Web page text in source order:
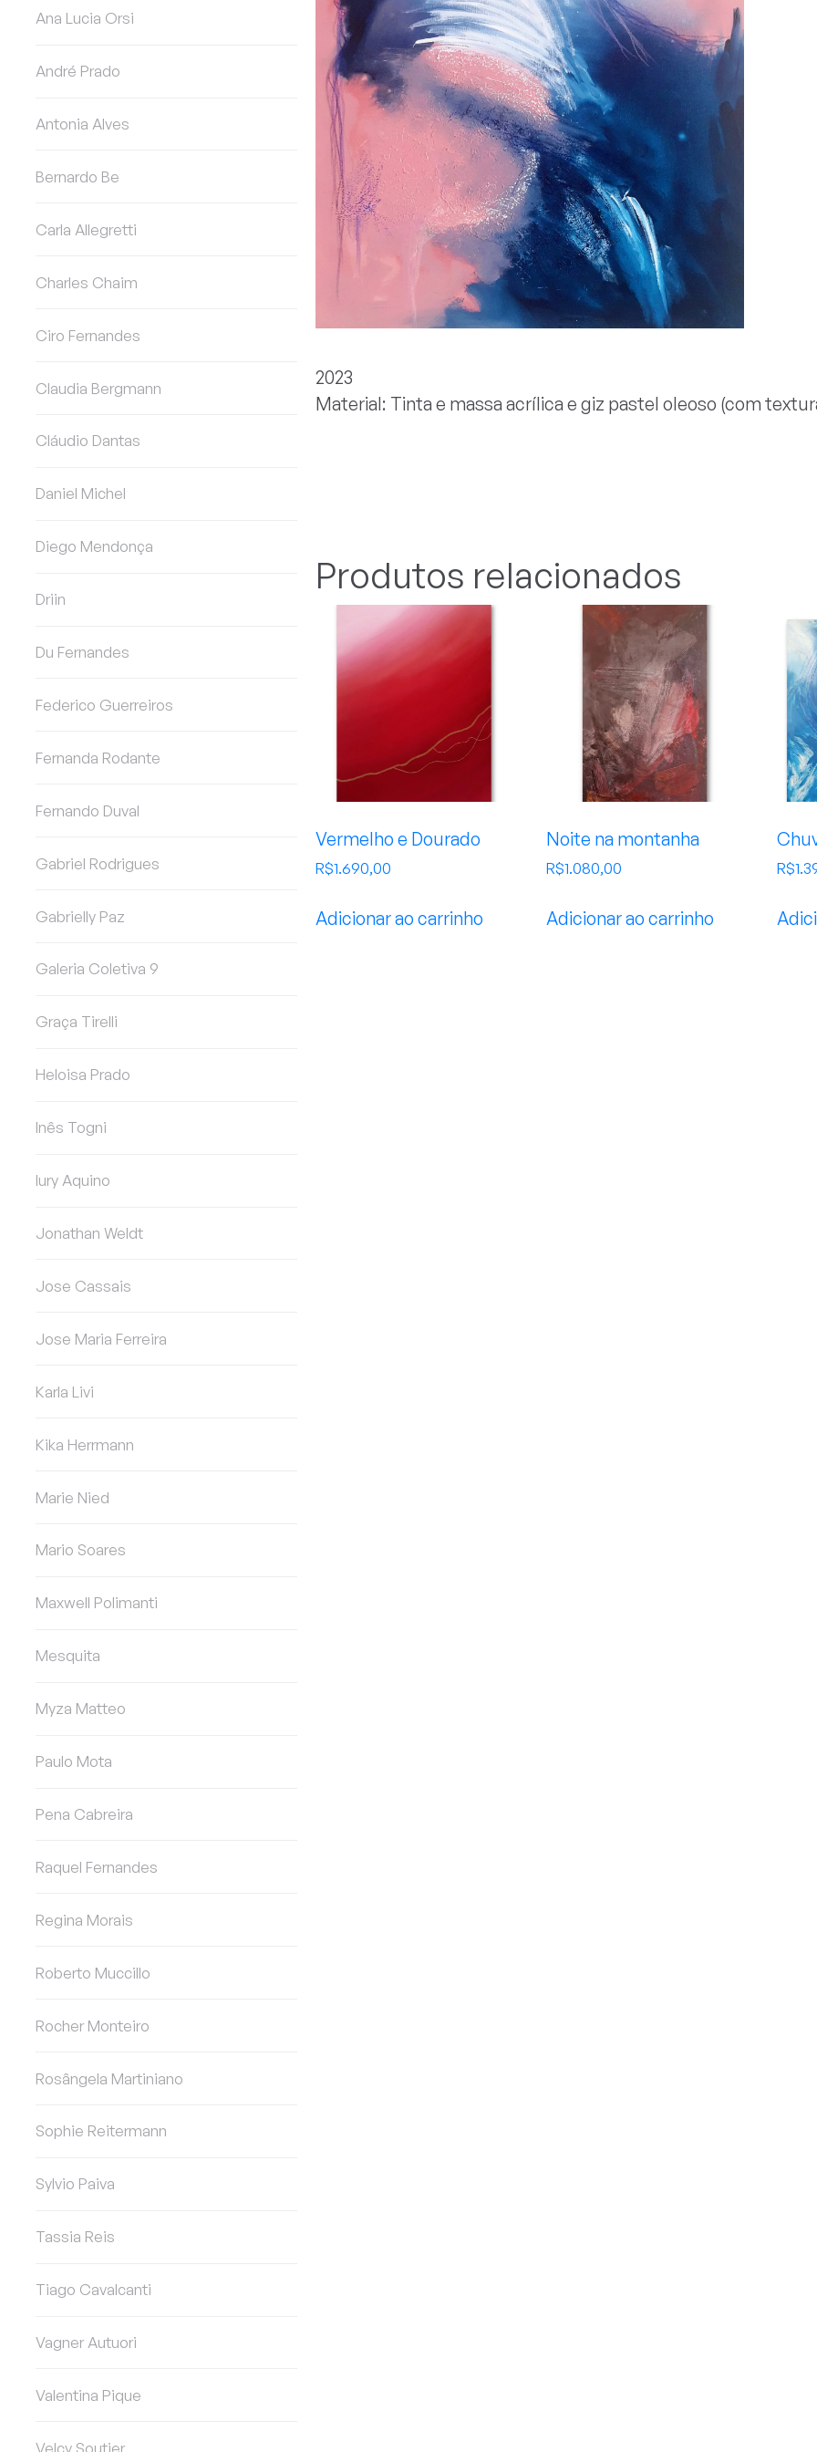
Ana Lucia Orsi
André Prado
Antonia Alves
Bernardo Be
Carla Allegretti
Charles Chaim
Ciro Fernandes
Claudia Bergmann
Cláudio Dantas
Daniel Michel
Diego Mendonça
Driin
Du Fernandes
Federico Guerreiros
Fernanda Rodante
Fernando Duval
Gabriel Rodrigues
Gabrielly Paz
Galeria Coletiva 9
Graça Tirelli
Heloisa Prado
Inês Togni
Iury Aquino
Jonathan Weldt
Jose Cassais
Jose Maria Ferreira
Karla Livi
Kika Herrmann
Marie Nied
Mario Soares
Maxwell Polimanti
Mesquita
Myza Matteo
Paulo Mota
Pena Cabreira
Raquel Fernandes
Regina Morais
Roberto Muccillo
Rocher Monteiro
Rosângela Martiniano
Sophie Reitermann
Sylvio Paiva
Tassia Reis
Tiago Cavalcanti
Vagner Autuori
Valentina Pique
Velcy Soutier
2023
Material: Tinta e massa acrílica e giz pastel oleoso (com
Produtos relacionados
Vermelho e Dourado
R$1.690,00
Adicionar ao carrinho
Noite na montanha
R$1.080,00
Adicionar ao carrinho
R$